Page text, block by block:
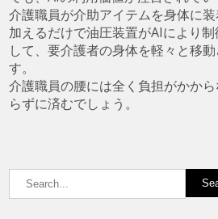
介護職員が介助アイテムを身体に
加えるだけで油圧装置がAIにより
して、要介護者の身体を軽々と移
す。
介護職員の腰には全く負担がかか
らずに済むでしょう。